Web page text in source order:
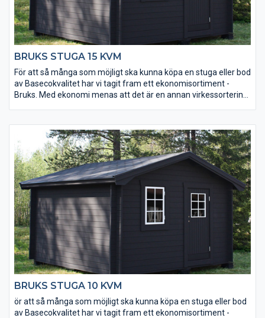
BRUKS STUGA 15 KVM
För att så många som möjligt ska kunna köpa en stuga eller bod
av Basecokvalitet har vi tagit fram ett ekonomisortiment -
Bruks. Med ekonomi menas att det är en annan virkessortering.
under lågsäsong och läggs på lager. Alla tillverkas i samma
modell och det finns inga möjligheter till ändringar av t ex
fönsterplacering. Men du får en bra stuga direkt från
lagerhyllan till ett mycket bra pris.
BRUKS STUGA 10 KVM
ör att så många som möjligt ska kunna köpa en stuga eller bod
av Basecokvalitet har vi tagit fram ett ekonomisortiment -